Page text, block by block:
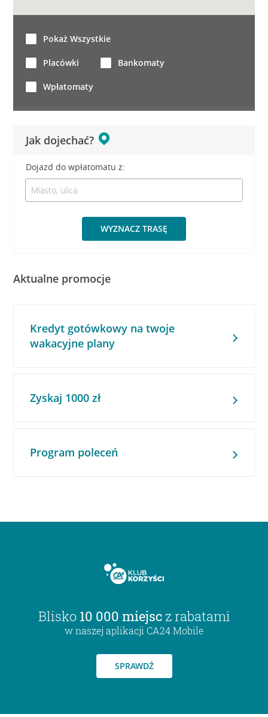
Jak dojechać?
Dojazd do wpłatomatu z:
WYZNACZ TRASĘ
Pokaż Wszystkie
Placówki Bankomaty
Wpłatomaty
Aktualne promocje
Kredyt gotówkowy na twoje
wakacyjne plany
Zyskaj 1000 zł
Program poleceń
Blisko 10 000 miejsc z rabatami
w naszej aplikacji CA24 Mobile
SPRAWDŹ